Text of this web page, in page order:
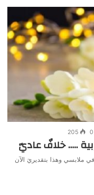
0
205
….. خلافٌ عاديّ
وهذا بتقديريَ الآن